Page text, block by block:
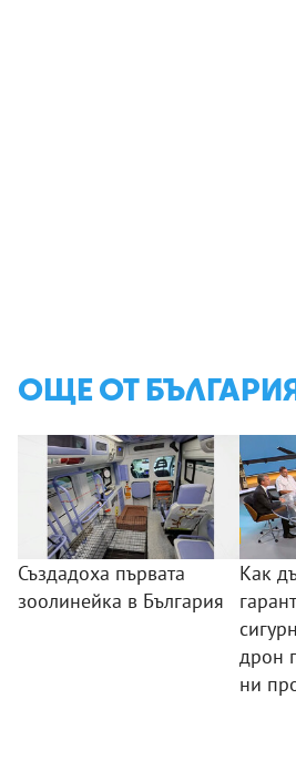
ОЩЕ ОТ
Създадоха първата
зоолинейка в България
Как
дрон
ни